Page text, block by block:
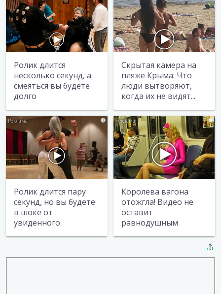
Ролик длится
несколько секунд, а
смеяться вы будете
долго
Скрытая камера на
пляже Крыма: Что
люди вытворяют,
когда их не видят...
i
Ролик длится пару
секунд, но вы будете
в шоке от
увиденного
i
Королева вагона
отожгла! Видео не
оставит
равнодушным